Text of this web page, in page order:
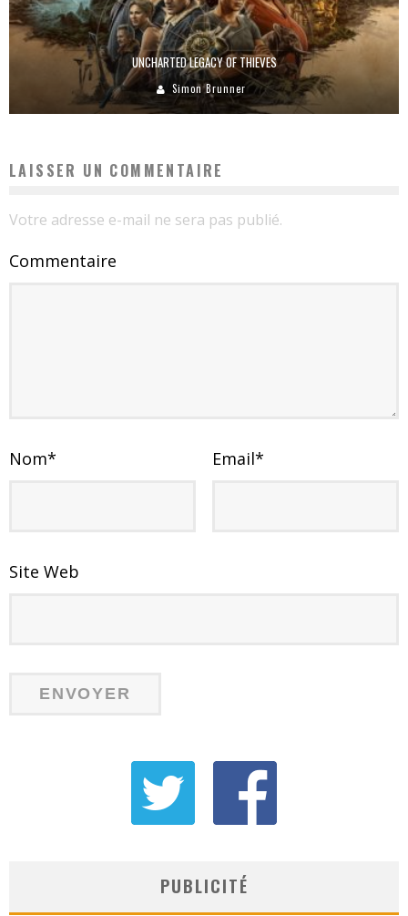
UNCHARTED LEGACY OF THIEVES
Simon Brunner
LAISSER UN COMMENTAIRE
Votre adresse e-mail ne sera pas publié.
Commentaire
Nom* Email*
Site Web
PUBLICITÉ